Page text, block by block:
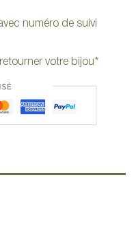
numéro de suivi
votre bijou*